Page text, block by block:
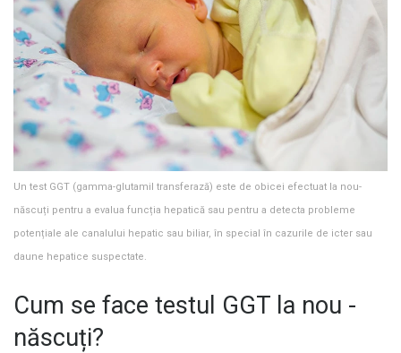
Un test GGT (gamma-glutamil transferază) este de obicei efectuat la nou-
născuți pentru a evalua funcția hepatică sau pentru a detecta probleme
potențiale ale canalului hepatic sau biliar, în special în cazurile de icter sau
daune hepatice suspectate.
Cum se face testul GGT la nou -
născuți?